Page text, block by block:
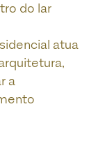
do lar
atua
a